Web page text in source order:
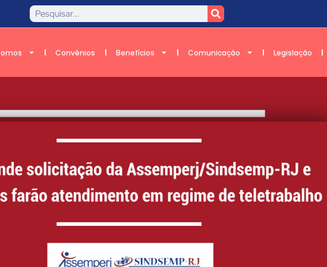
Convênios Benefícios Comunicação Legislação